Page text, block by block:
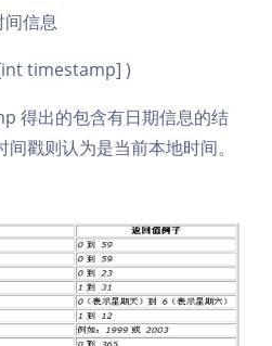
间信息
timestamp] )
得出的包含有日期信息的结
戳则认为是当前本地时间。